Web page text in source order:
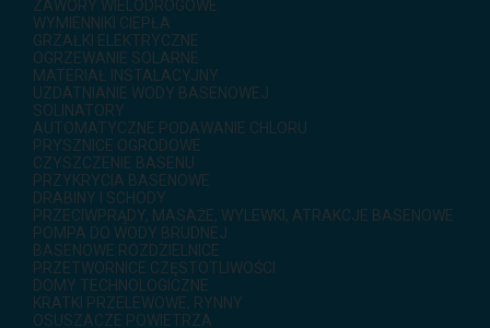
ZAWORY WIELODROGOWE
WYMIENNIKI CIEPŁA
GRZAŁKI ELEKTRYCZNE
OGRZEWANIE SOLARNE
MATERIAŁ INSTALACYJNY
UZDATNIANIE WODY BASENOWEJ
SOLINATORY
AUTOMATYCZNE PODAWANIE CHLORU
PRYSZNICE OGRODOWE
CZYSZCZENIE BASENU
PRZYKRYCIA BASENOWE
DRABINY I SCHODY
PRZECIWPRĄDY, MASAŻE, WYLEWKI, ATRAKCJE BASENOWE
POMPA DO WODY BRUDNEJ
BASENOWE ROZDZIELNICE
PRZETWORNICE CZĘSTOTLIWOŚCI
DOMY TECHNOLOGICZNE
KRATKI PRZELEWOWE, RYNNY
OSUSZACZE POWIETRZA